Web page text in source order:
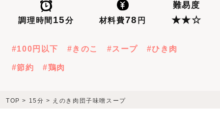
調理時間 15分 材料費78 円
難易度
★★☆
100円以下 きのこ スープ ひき肉
節約 鶏肉
TOP > 15分 > えのき肉団子味噌スープ